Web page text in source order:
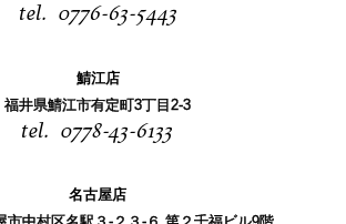
0776-63-5443
鯖江店
福井県鯖江市有定町3丁目2-3
0778-43-6133
名古屋店